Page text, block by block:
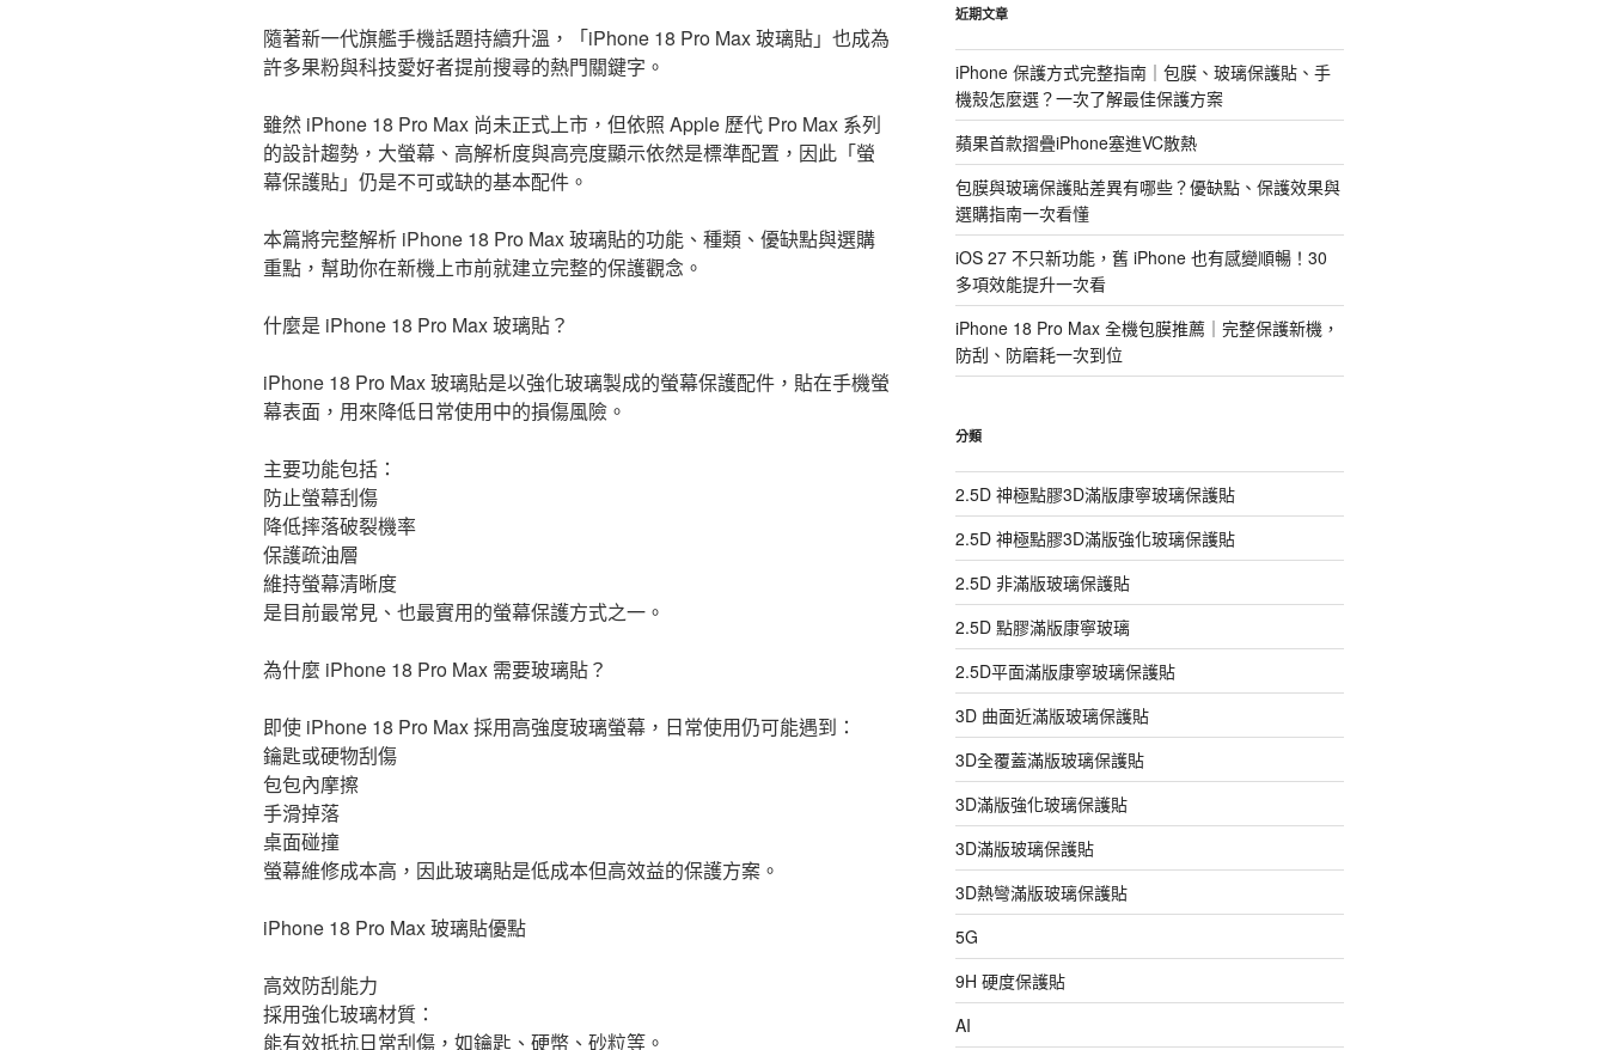
隨著新一代旗艦手機話題持續升溫，「iPhone 18 Pro Max 玻璃貼」也成為
許多果粉與科技愛好者提前搜尋的熱門關鍵字。
雖然 iPhone 18 Pro Max 尚未正式上市，但依照 Apple 歷代 Pro Max 系列
的設計趨勢，大螢幕、高解析度與高亮度顯示依然是標準配置，因此「螢
幕保護貼」仍是不可或缺的基本配件。
本篇將完整解析 iPhone 18 Pro Max 玻璃貼的功能、種類、優缺點與選購
重點，幫助你在新機上市前就建立完整的保護觀念。
什麼是 iPhone 18 Pro Max 玻璃貼？
iPhone 18 Pro Max 玻璃貼是以強化玻璃製成的螢幕保護配件，貼在手機螢
幕表面，用來降低日常使用中的損傷風險。
主要功能包括：
防止螢幕刮傷
降低摔落破裂機率
保護疏油層
維持螢幕清晰度
是目前最常見、也最實用的螢幕保護方式之一。
為什麼 iPhone 18 Pro Max 需要玻璃貼？
即使 iPhone 18 Pro Max 採用高強度玻璃螢幕，日常使用仍可能遇到：
鑰匙或硬物刮傷
包包內摩擦
手滑掉落
桌面碰撞
螢幕維修成本高，因此玻璃貼是低成本但高效益的保護方案。
iPhone 18 Pro Max 玻璃貼優點
高效防刮能力
採用強化玻璃材質：
能有效抵抗日常刮傷，如鑰匙、硬幣、砂粒等。
字:
近期文章
iPhone 保護方式完整指南｜包膜、玻璃保護貼、手
機殼怎麼選？一次了解最佳保護方案
蘋果首款摺疊iPhone塞進VC散熱
包膜與玻璃保護貼差異有哪些？優缺點、保護效果與
選購指南一次看懂
iOS 27 不只新功能，舊 iPhone 也有感變順暢！30
多項效能提升一次看
iPhone 18 Pro Max 全機包膜推薦｜完整保護新機，
防刮、防磨耗一次到位
分類
2.5D 神極點膠3D滿版康寧玻璃保護貼
2.5D 神極點膠3D滿版強化玻璃保護貼
2.5D 非滿版玻璃保護貼
2.5D 點膠滿版康寧玻璃
2.5D平面滿版康寧玻璃保護貼
3D 曲面近滿版玻璃保護貼
3D全覆蓋滿版玻璃保護貼
3D滿版強化玻璃保護貼
3D滿版玻璃保護貼
3D熱彎滿版玻璃保護貼
5G
9H 硬度保護貼
AI